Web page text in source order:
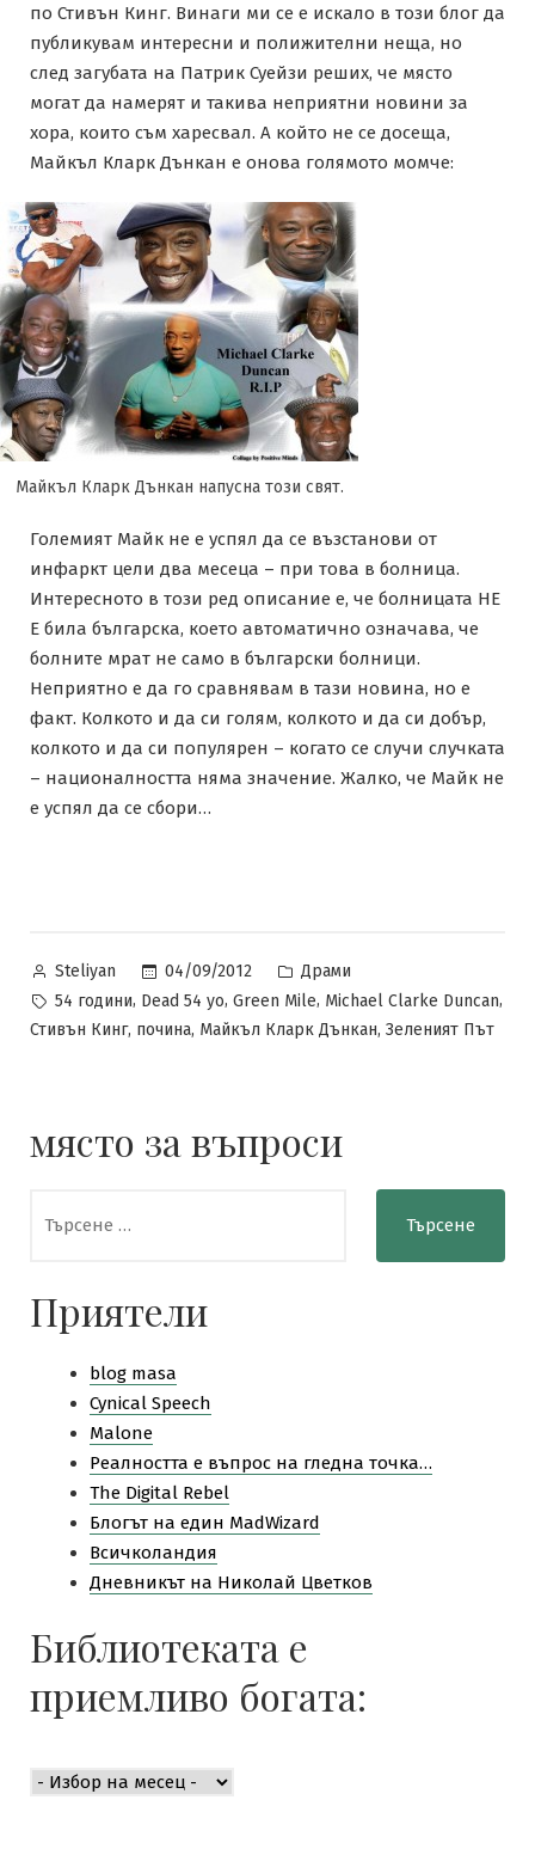
по Стивън Кинг. Винаги ми се е искало в този блог да
публикувам интересни и полижителни неща, но
след загубата на Патрик Суейзи реших, че място
могат да намерят и такива неприятни новини за
хора, които съм харесвал. А който не се досеща,
Майкъл Кларк Дънкан е онова голямото момче:
Майкъл Кларк Дънкан напусна този свят.
Големият Майк не е успял да се възстанови от
инфаркт цели два месеца – при това в болница.
Интересното в този ред описание е, че болницата НЕ
Е била българска, което автоматично означава, че
болните мрат не само в български болници.
Неприятно е да го сравнявам в тази новина, но е
факт. Колкото и да си голям, колкото и да си добър,
колкото и да си популярен – когато се случи случката
– националността няма значение. Жалко, че Майк не
е успял да се сбори…
Posted
by
Steliyan 04/09/2012
Posted
in
Драми
Tags:
54 години, Dead 54 yo, Green Mile, Michael Clarke Duncan,
Стивън Кинг, почина, Майкъл Кларк Дънкан, Зеленият Път
място за въпроси
за:
Приятели
blog masa
Cynical Speech
Malone
Pеалността е въпрос на гледна точка…
The Digital Rebel
Блогът на един MadWizard
Всичколандия
Дневникът на Николай Цветков
Библиотеката е
приемливо богата: